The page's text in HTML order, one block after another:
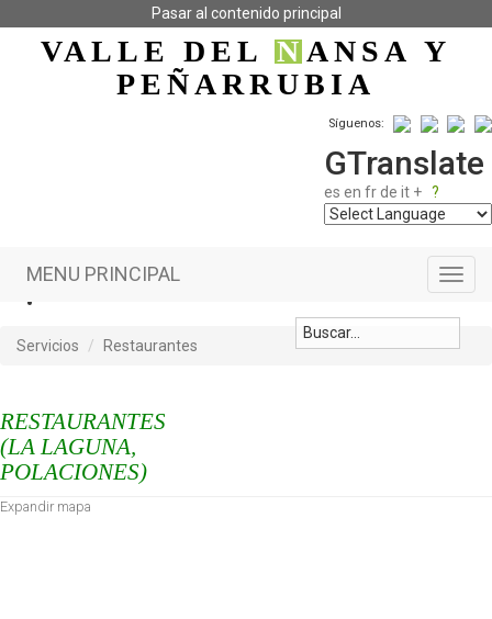
Pasar al contenido principal
VALLE DELNANSA Y
PEÑARRUBIA
Síguenos:
GTranslate
es en fr de it + ?
MENU PRINCIPAL
Servicios Restaurantes
RESTAURANTES
(LA LAGUNA,
POLACIONES)
Expandir mapa